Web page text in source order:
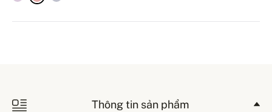
Thông tin sản phẩm